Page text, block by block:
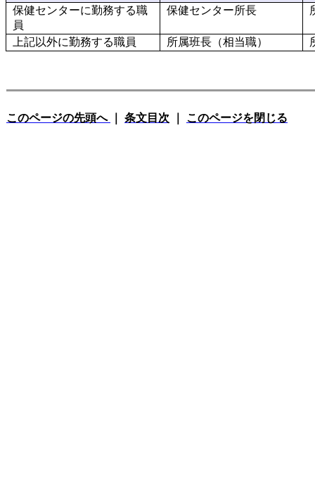
保健センターに勤務する職
員
保健センター所長
上記以外に勤務する職員 所属班長（相当職）
このページの先頭へ 条文目次 このページを閉じる